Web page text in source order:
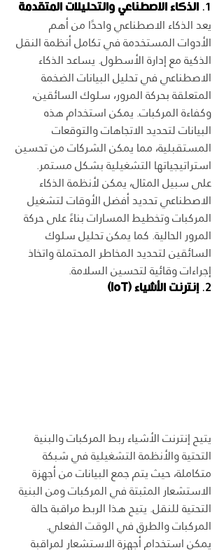
1. الذكاء الاصطناعي والتحليلات المتقدمة
يعد الذكاء الاصطناعي واحدًا من أهم
الأدوات المستخدمة في تكامل أنظمة النقل
الذكية مع إدارة الأسطول. يساعد الذكاء
الاصطناعي في تحليل البيانات الضخمة
المتعلقة بحركة المرور، سلوك السائقين،
وكفاءة المركبات. يمكن استخدام هذه
البيانات لتحديد الاتجاهات والتوقعات
المستقبلية، مما يمكن الشركات من تحسين
استراتيجياتها التشغيلية بشكل مستمر.
على سبيل المثال، يمكن لأنظمة الذكاء
الاصطناعي تحديد أفضل الأوقات لتشغيل
المركبات وتخطيط المسارات بناءً على حركة
المرور الحالية. كما يمكن تحليل سلوك
السائقين لتحديد المخاطر المحتملة واتخاذ
إجراءات وقائية لتحسين السلامة.
2. إنترنت الأشياء (IoT)
يتيح إنترنت الأشياء ربط المركبات والبنية
التحتية والأنظمة التشغيلية في شبكة
متكاملة، حيث يتم جمع البيانات من أجهزة
الاستشعار المثبتة في المركبات ومن البنية
التحتية للنقل. يتيح هذا الربط مراقبة حالة
المركبات والطرق في الوقت الفعلي.
يمكن استخدام أجهزة الاستشعار لمراقبة